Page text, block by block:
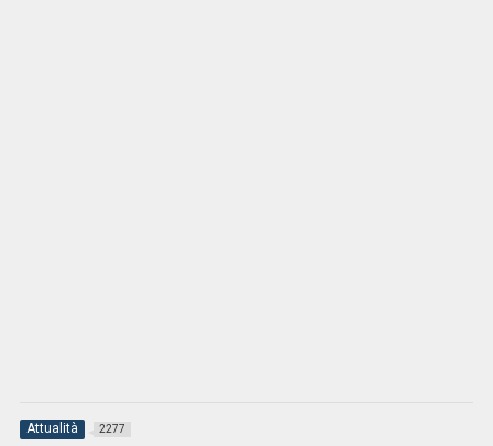
Attualità 2277